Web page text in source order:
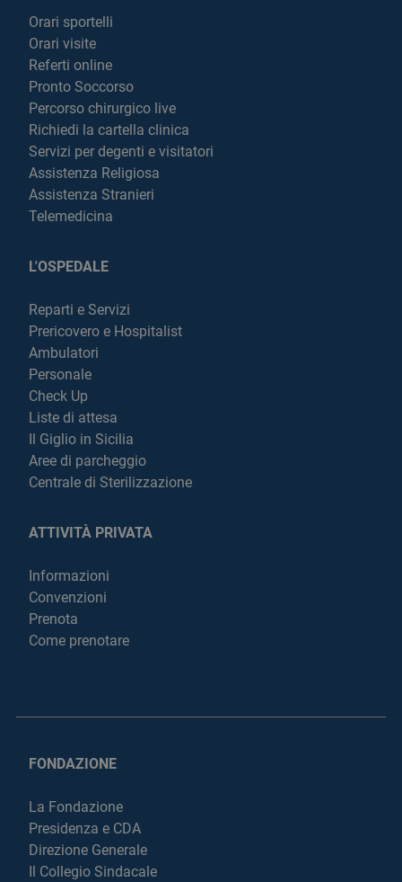
Orari sportelli
Orari visite
Referti online
Pronto Soccorso
Percorso chirurgico live
Richiedi la cartella clinica
Servizi per degenti e visitatori
Assistenza Religiosa
Assistenza Stranieri
Telemedicina
L'OSPEDALE
Reparti e Servizi
Prericovero e Hospitalist
Ambulatori
Personale
Check Up
Liste di attesa
Il Giglio in Sicilia
Aree di parcheggio
Centrale di Sterilizzazione
ATTIVITÀ PRIVATA
Informazioni
Convenzioni
Prenota
Come prenotare
FONDAZIONE
La Fondazione
Presidenza e CDA
Direzione Generale
Il Collegio Sindacale